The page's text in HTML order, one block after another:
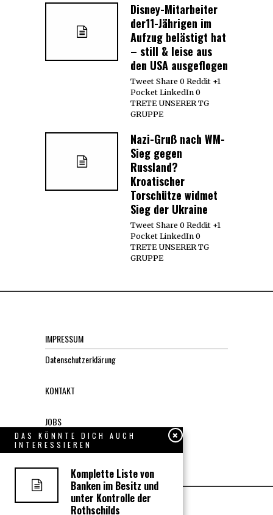
Disney-Mitarbeiter
der11-Jährigen im
Aufzug belästigt hat
– still & leise aus
den USA ausgeflogen
Tweet Share 0 Reddit +1
Pocket LinkedIn 0
TRETE UNSERER TG
GRUPPE
Nazi-Gruß nach WM-
Sieg gegen
Russland?
Kroatischer
Torschütze widmet
Sieg der Ukraine
Tweet Share 0 Reddit +1
Pocket LinkedIn 0
TRETE UNSERER TG
GRUPPE
IMPRESSUM
Datenschutzerklärung
KONTAKT
JOBS
Über uns, den “Wächter”
DAS KÖNNTE DICH AUCH
INTERESSIEREN
Komplette Liste von
Banken im Besitz und
unter Kontrolle der
Rothschilds